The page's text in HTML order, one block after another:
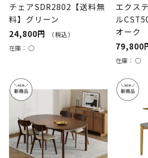
チェアSDR2802【送料無
料】グリーン
24,800円
（税込）
在庫： ○
エクス
ル
オーク
79,800
在庫：○